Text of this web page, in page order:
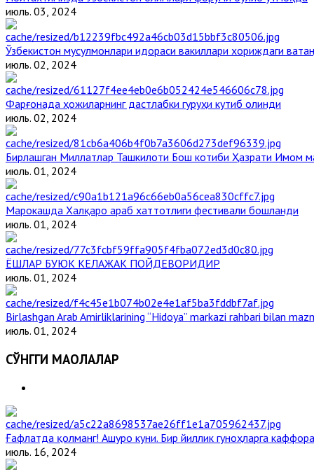
июль. 03, 2024
Ўзбекистон мусулмонлари идораси вакиллари хориждаги
июль. 02, 2024
Фарғонада ҳожиларнинг дастлабки гуруҳи кутиб олинди
июль. 02, 2024
Бирлашган Миллатлар Ташкилоти Бош котиби Ҳазрати Имом
июль. 01, 2024
Марокашда Халқаро араб хаттотлиги фестивали бошланди
июль. 01, 2024
ЁШЛАР БУЮК КЕЛАЖАК ПОЙДЕВОРИДИР
июль. 01, 2024
Birlashgan Arab Amirliklarining “Hidoya” markazi rahbari bilan
июль. 01, 2024
СЎНГГИ МАҚОЛАЛАР
Ғафлатда қолманг! Ашуро куни. Бир йиллик гуноҳларга
июль. 16, 2024